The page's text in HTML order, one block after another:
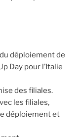
déploiement de
Day pour l’Italie
des filiales.
les filiales,
déploiement et